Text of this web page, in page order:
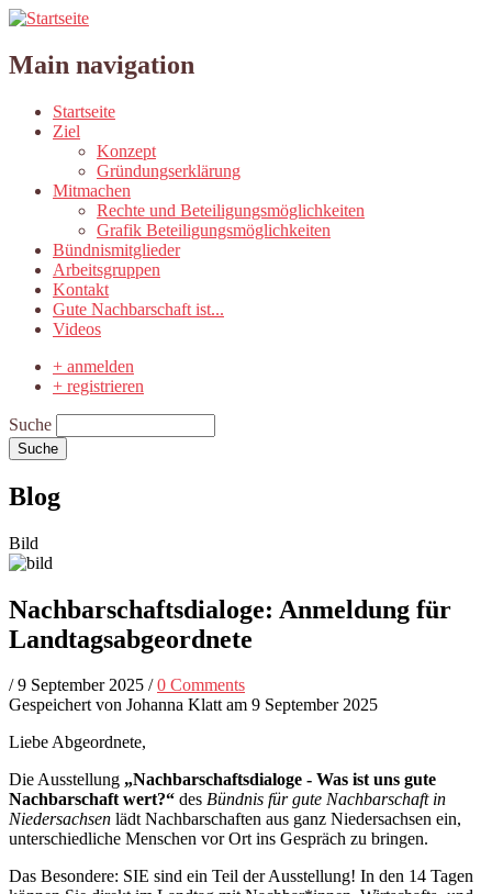
Main navigation
Startseite
Ziel
Konzept
Gründungserklärung
Mitmachen
Rechte und Beteiligungsmöglichkeiten
Grafik Beteiligungsmöglichkeiten
Bündnismitglieder
Arbeitsgruppen
Kontakt
Gute Nachbarschaft ist...
Videos
+ anmelden
+ registrieren
Suche
Blog
Bild
Nachbarschaftsdialoge: Anmeldung für
Landtagsabgeordnete
/9 September 2025 /0 Comments
Gespeichert von Johanna Klatt am 9 September 2025
Liebe Abgeordnete,
Die Ausstellung „Nachbarschaftsdialoge - Was ist uns gute
Nachbarschaft wert?“ des Bündnis für gute Nachbarschaft in
Niedersachsen lädt Nachbarschaften aus ganz Niedersachsen ein,
unterschiedliche Menschen vor Ort ins Gespräch zu bringen.
Das Besondere: SIE sind ein Teil der Ausstellung! In den 14 Tagen